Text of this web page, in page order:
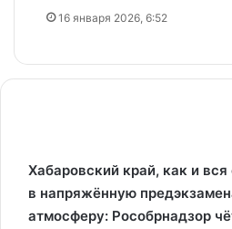
16 января 2026, 6:52
Хабаровский край, как и
в напряжённую
атмосферу: Рособрнадзор